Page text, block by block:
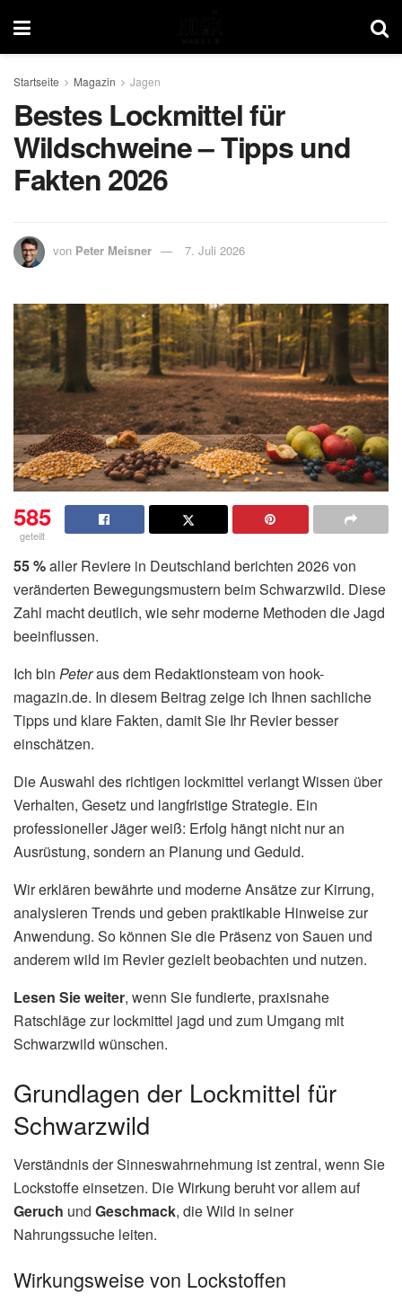
Startseite Magazin Jagen
Bestes Lockmittel für
Wildschweine – Tipps und
Fakten 2026
von Peter Meisner 7. Juli 2026
585
geteilt
55 %aller Reviere in Deutschland berichten 2026 von
veränderten Bewegungsmustern beim Schwarzwild. Diese
Zahl macht deutlich, wie sehr moderne Methoden die Jagd
beeinflussen.
Ich bin Peteraus dem Redaktionsteam von hook-
magazin.de. In diesem Beitrag zeige ich Ihnen sachliche
Tipps und klare Fakten, damit Sie Ihr Revier besser
einschätzen.
Die Auswahl des richtigen lockmittel verlangt Wissen über
Verhalten, Gesetz und langfristige Strategie. Ein
professioneller Jäger weiß: Erfolg hängt nicht nur an
Ausrüstung, sondern an Planung und Geduld.
Wir erklären bewährte und moderne Ansätze zur Kirrung,
analysieren Trends und geben praktikable Hinweise zur
Anwendung. So können Sie die Präsenz von Sauen und
anderem wild im Revier gezielt beobachten und nutzen.
Lesen Sie weiter, wenn Sie fundierte, praxisnahe
Ratschläge zur lockmittel jagd und zum Umgang mit
Schwarzwild wünschen.
Grundlagen der Lockmittel für
Schwarzwild
Verständnis der Sinneswahrnehmung ist zentral, wenn Sie
Lockstoffe einsetzen. Die Wirkung beruht vor allem auf
Geruch und Geschmack, die Wild in seiner
Nahrungssuche leiten.
Wirkungsweise von Lockstoffen